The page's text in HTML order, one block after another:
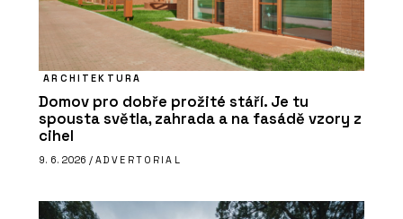
ARCHITEKTURA
Domov pro dobře prožité stáří. Je tu
spousta světla, zahrada a na fasádě vzory z
cihel
9. 6. 2026 / ADVERTORIAL